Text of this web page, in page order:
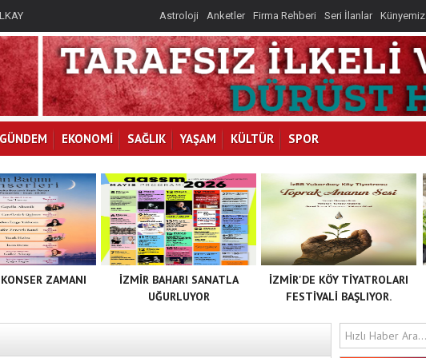
Astroloji Anketler Firma Rehberi Seri İlanlar Künyemiz
GÜNDEM EKONOMİ SAĞLIK YAŞAM KÜLTÜR SPOR
ZAMANI
İZMİR BAHARI SANATLA
UĞURLUYOR
İZMİR'DE KÖY TİYATROLARI
FESTİVALİ BAŞLIYOR.